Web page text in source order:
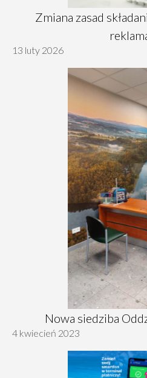
Zmiana zasad
13 luty 2026
Nowa siedziba
4 kwiecień 2023